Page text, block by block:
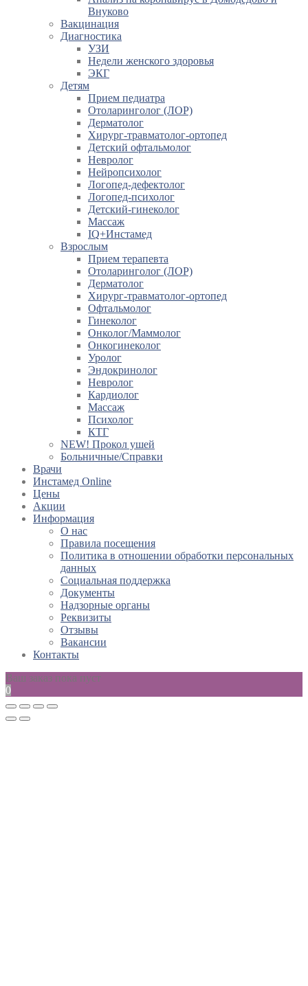
Внуково
Вакцинация
Диагностика
УЗИ
Недели женского здоровья
ЭКГ
Детям
Прием педиатра
Отоларинголог (ЛОР)
Дерматолог
Хирург-травматолог-ортопед
Детский офтальмолог
Невролог
Нейропсихолог
Логопед-дефектолог
Логопед-психолог
Детский-гинеколог
Массаж
IQ+Инстамед
Взрослым
Прием терапевта
Отоларинголог (ЛОР)
Дерматолог
Хирург-травматолог-ортопед
Офтальмолог
Гинеколог
Онколог/Маммолог
Онкогинеколог
Уролог
Эндокринолог
Невролог
Кардиолог
Массаж
Психолог
КТГ
NEW! Прокол ушей
Больничные/Справки
Врачи
Инстамед Online
Цены
Акции
Информация
О нас
Правила посещения
Политика в отношении обработки персональных
данных
Социальная поддержка
Документы
Надзорные органы
Реквизиты
Отзывы
Вакансии
Контакты
Ваш заказ пока пуст
0